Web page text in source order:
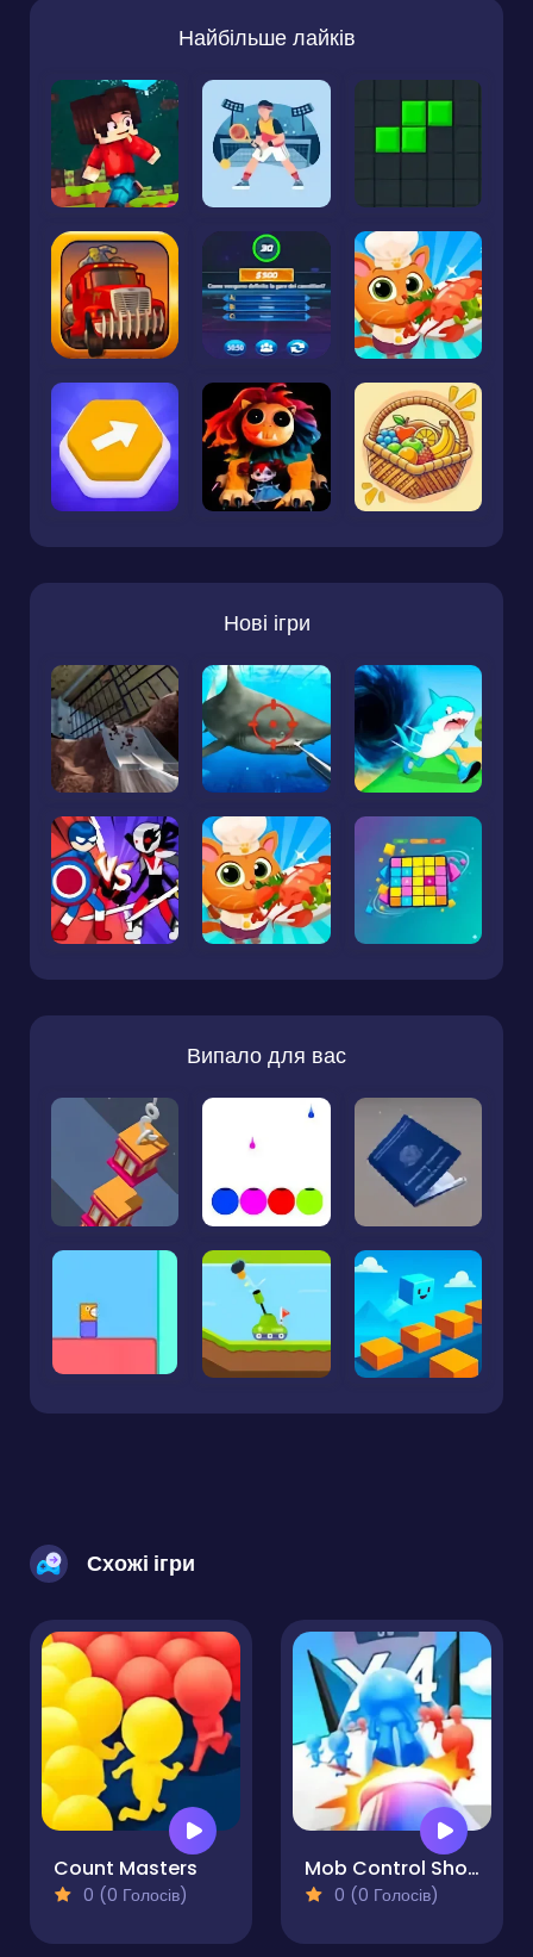
Найбільше лайків
Нові ігри
Випало для вас
Схожі ігри
Count Masters
0 (0 Голосів)
Mob Control Shoot
0 (0 Голосів)